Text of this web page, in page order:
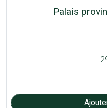
Palais